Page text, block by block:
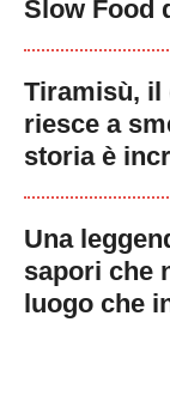
Slow Food
Tiramisù, il
riesce a
storia è
Una
sapori che
luogo che